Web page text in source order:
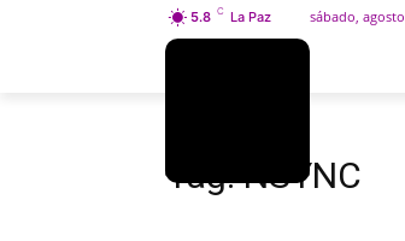
5.8 C La Paz sábado,
Tag:NSYNC